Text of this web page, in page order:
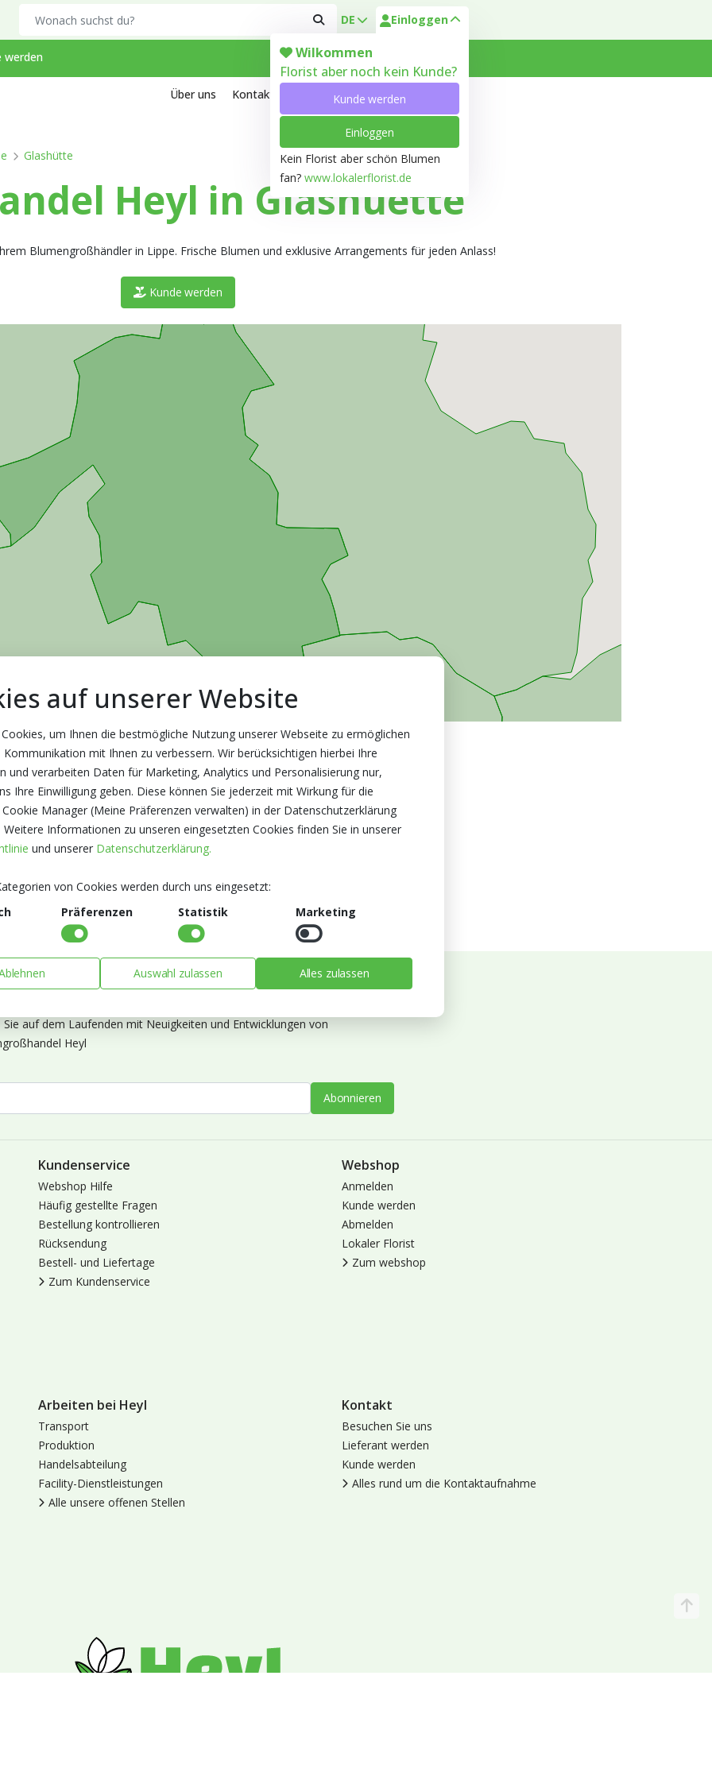
DE Einloggen
Wilkommen
Florist aber noch kein Kunde?
Kunde werden
Einloggen
Kein Florist aber schön Blumen
fan? www.lokalerflorist.de
werden
Über uns Kontakt Arbeiten bei Heyl Kundenservice
Glashütte
Heyl in Glashuette
Blumengroßhändler in Lippe. Frische Blumen und exklusive Arrangements für jeden Anlass!
Kunde werden
Sie unseren Newsletter
Sie auf dem Laufenden mit Neuigkeiten und Entwicklungen von
Heyl
Abonnieren
Kundenservice
Webshop Hilfe
Häufig gestellte Fragen
Bestellung kontrollieren
Rücksendung
Bestell- und Liefertage
Zum Kundenservice
Webshop
Anmelden
Kunde werden
Abmelden
Lokaler Florist
Zum webshop
Arbeiten bei Heyl
Transport
Produktion
Handelsabteilung
Facility-Dienstleistungen
Alle unsere offenen Stellen
Kontakt
Besuchen Sie uns
Lieferant werden
Kunde werden
Alles rund um die Kontaktaufnahme
auf unserer Website
um Ihnen die bestmögliche Nutzung unserer Webseite zu ermöglichen
Kommunikation mit Ihnen zu verbessern. Wir berücksichtigen hierbei Ihre
und verarbeiten Daten für Marketing, Analytics und Personalisierung nur,
Ihre Einwilligung geben. Diese können Sie jederzeit mit Wirkung für die
Manager (Meine Präferenzen verwalten) in der Datenschutzerklärung
Weitere Informationen zu unseren eingesetzten Cookies finden Sie in unserer
und unserer Datenschutzerklärung.
von Cookies werden durch uns eingesetzt:
Präferenzen Statistik Marketing
Auswahl zulassen Alles zulassen